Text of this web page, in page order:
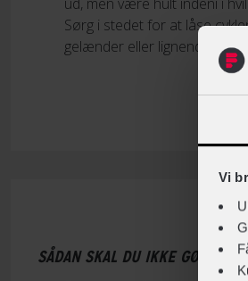
Vi
Sørg i stedet for at låse
gelænder eller lignende - så
SÅDAN SKAL DU IKKE GØRE